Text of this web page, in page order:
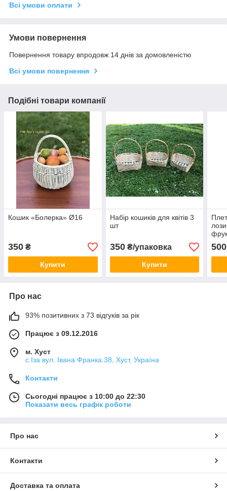
Всі умови оплати
Умови повернення
Повернення товару впродовж 14 днів за домовленістю
Всі умови повернення
Подібні товари компанії
Кошик «Болерка» Ø16
350 ₴
Купити
Набір кошиків для квітів 3
шт
350₴/упаковка
Купити
500
Про нас
93% позитивних з 73 відгуків за рік
Працює з 09.12.2016
м. Хуст
с.Іза вул. Івана Франка.38, Хуст, Україна
Контакти
Сьогодні працює з 10:00 до 22:30
Показати весь графік роботи
Про нас
Контакти
Доставка та оплата